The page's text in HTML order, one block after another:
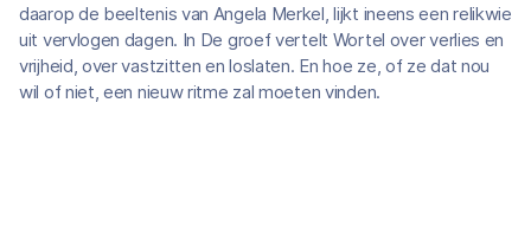
daarop de beeltenis van Angela Merkel, lijkt ineens een relikwie
uit vervlogen dagen. In De groef vertelt Wortel over verlies en
vrijheid, over vastzitten en loslaten. En hoe ze, of ze dat nou
wil of niet, een nieuw ritme zal moeten vinden.